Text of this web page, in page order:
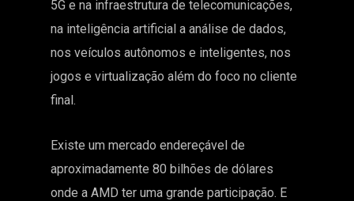
5G e na infraestrutura de telecomunicações,
na inteligência artificial a análise de dados,
nos veículos autônomos e inteligentes, nos
jogos e virtualização além do foco no cliente
final.
Existe um mercado endereçável de
aproximadamente 80 bilhões de dólares
onde a AMD ter uma grande participação. E